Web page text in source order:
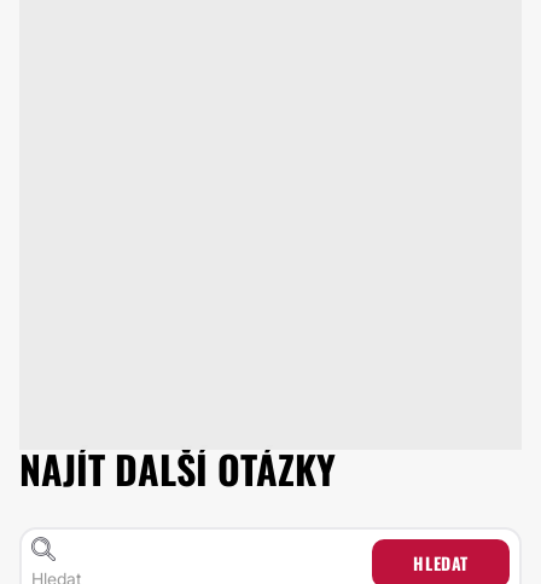
NAJÍT DALŠÍ OTÁZKY
HLEDAT